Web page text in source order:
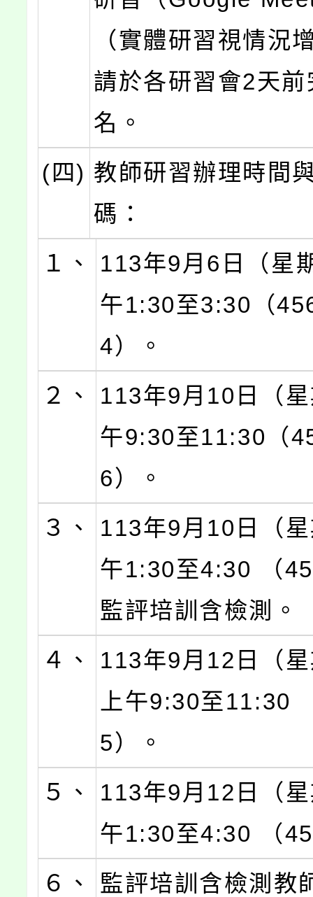
（實體研習視情況
請於各研習會2天
名。
(四) 教師研習辦理時間
碼：
１、
113年9月6日（星
午1:30至3:30（
4）。
２、
113年9月10日（
午9:30至11:30（
6）。
３、
113年9月10日（
午1:30至4:30 （
監評培訓含檢測。
４、
113年9月12日（
上午9:30至11:30
5）。
５、
113年9月12日（
午1:30至4:30 （
６、
監評培訓含檢測教